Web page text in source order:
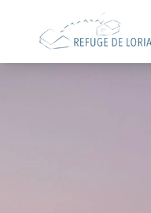
Preise